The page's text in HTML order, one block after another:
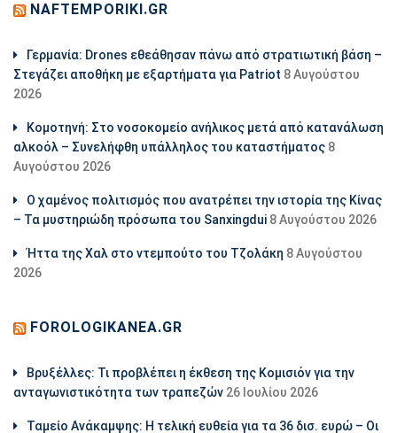
NAFTEMPORIKI.GR
Γερμανία: Drones εθεάθησαν πάνω από στρατιωτική βάση –
Στεγάζει αποθήκη με εξαρτήματα για Patriot 8 Αυγούστου
2026
Κομοτηνή: Στο νοσοκομείο ανήλικος μετά από κατανάλωση
αλκοόλ – Συνελήφθη υπάλληλος του καταστήματος 8
Αυγούστου 2026
Ο χαμένος πολιτισμός που ανατρέπει την ιστορία της Κίνας
– Τα μυστηριώδη πρόσωπα του Sanxingdui 8 Αυγούστου 2026
Ήττα της Χαλ στο ντεμπούτο του Τζολάκη 8 Αυγούστου
2026
FOROLOGIKANEA.GR
Βρυξέλλες: Τι προβλέπει η έκθεση της Κομισιόν για την
ανταγωνιστικότητα των τραπεζών 26 Ιουλίου 2026
Ταμείο Ανάκαμψης: Η τελική ευθεία για τα 36 δισ. ευρώ – Οι